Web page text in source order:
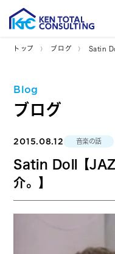
トップ ブログ Satin
Blog
ブログ
2015.08.12 音楽の話
Satin Doll【
介。】